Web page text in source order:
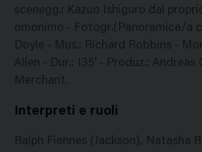
scenegg.: Kazuo Ishiguro dal
omonimo - Fotogr.(Panoramica/a
Doyle - Mus.: Richard Robbins -
Allen - Dur.: 135' - Produz.: Andreas
Merchant.
Interpreti e ruoli
Ralph Fiennes (Jackson), Natasha